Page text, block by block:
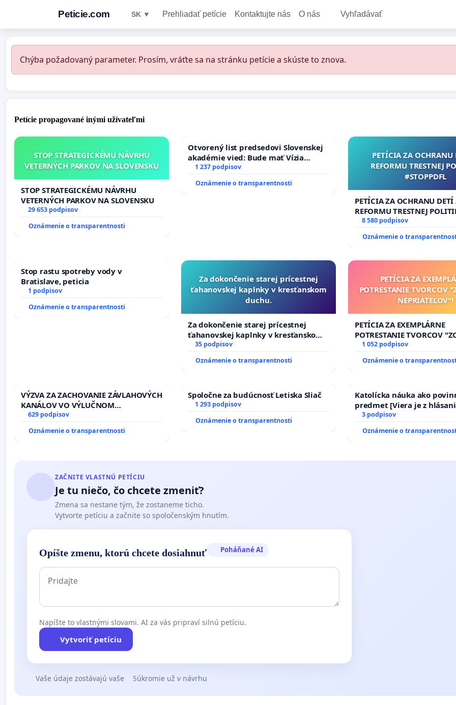
Peticie.com SK ▼ Prehliadať petície Kontaktujte nás O nás Vyhľadávať
Chýba požadovaný parameter. Prosím, vráťte sa na stránku petície a skúste to znova.
Petície propagované inými užívateľmi
STOP STRATEGICKÉMU NÁVRHU
VETERNÝCH PARKOV NA SLOVENSKU
STOP STRATEGICKÉMU NÁVRHU
VETERNÝCH PARKOV NA SLOVENSKU
29 653 podpisov
Oznámenie o transparentnosti
Otvorený list predsedovi Slovenskej
akadémie vied: Bude mať Vízia
Slovenska 2040 mravnú chrbticu?
1 237 podpisov
Oznámenie o transparentnosti
PETÍCIA ZA OCHRANU
REFORMU TRESTNEJ
#STOPPDFL
PETÍCIA ZA OCHRANU DETÍ
REFORMU TRESTNEJ
#STOPPDFL
8 580 podpisov
Oznámenie o
Stop rastu spotreby vody v
Bratislave, peticia
1 podpisov
Oznámenie o transparentnosti
Za dokončenie starej prícestnej
ťahanovskej kaplnky v kresťanskom
duchu.
Za dokončenie starej prícestnej
ťahanovskej kaplnky v kresťanskom
duchu.
35 podpisov
Oznámenie o transparentnosti
PETÍCIA ZA
POTRESTANIE TVORCOV
NEPRIATEĽOV"!
PETÍCIA ZA EXEMPLÁRNE
POTRESTANIE TVORCOV
NEPRIATEĽOV"!
1 052 podpisov
Oznámenie o
VÝZVA ZA ZACHOVANIE ZÁVLAHOVÝCH
KANÁLOV VO VÝLUČNOM
VLASTNÍCTVE A POD KONTROLOU
SLOVENSKEJ REPUBLIKY & žiadosť na
riešenie zanedbaného stavu
629 podpisov
Oznámenie o transparentnosti
Spoločne za budúcnosť Letiska Sliač
1 293 podpisov
Oznámenie o transparentnosti
Katolícka náuka ako
predmet [Viera je z
17)]
3 podpisov
Oznámenie o
ZAČNITE VLASTNÚ PETÍCIU
Je tu niečo, čo chcete zmeniť?
Zmena sa nestane tým, že zostaneme ticho.
Vytvorte petíciu a začnite so spoločenským hnutím.
Opíšte zmenu, ktorú chcete dosiahnuť Poháňané AI
Napíšte to vlastnými slovami. AI za vás pripraví silnú petíciu.
Vytvoriť petíciu
Vaše údaje zostávajú vaše Súkromie už v návrhu